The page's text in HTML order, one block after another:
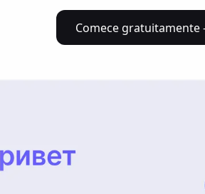
Comece gratuitamente